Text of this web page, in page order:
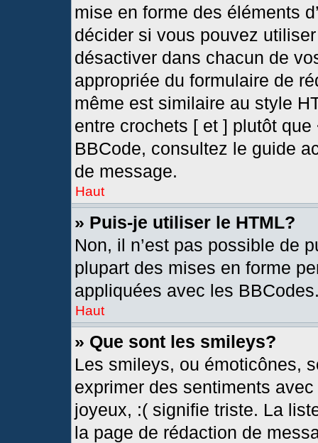
mise en forme des éléments
décider si vous pouvez
désactiver dans chacun de
appropriée du formulaire de
même est similaire au style
entre crochets [ et ] plutôt
BBCode, consultez le guide
de message.
Haut
» Puis-je utiliser le HTML?
Non, il n’est pas possible de
plupart des mises en forme
appliquées avec les
Haut
» Que sont les smileys?
Les smileys, ou émoticônes,
exprimer des sentiments
joyeux, :( signifie triste. La
la page de rédaction de